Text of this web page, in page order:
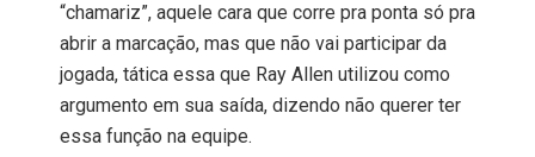
“chamariz”, aquele cara que corre pra ponta só pra
abrir a marcação, mas que não vai participar da
jogada, tática essa que Ray Allen utilizou como
argumento em sua saída, dizendo não querer ter
essa função na equipe.